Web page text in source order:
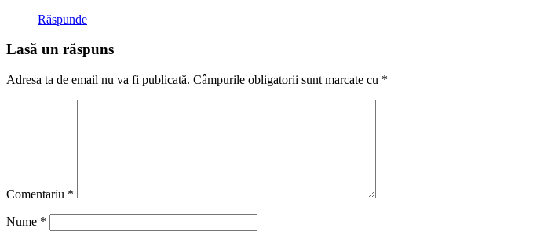
Răspunde
Lasă un răspuns
Adresa ta de email nu va fi publicată. Câmpurile obligatorii sunt marcate cu *
Comentariu *
Nume *